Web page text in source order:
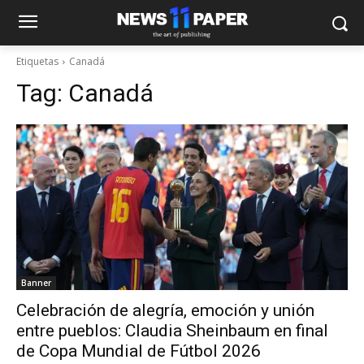
Etiquetas Canadá
Tag: Canadá
Banner
Celebración de alegría, emoción y unión
entre pueblos: Claudia Sheinbaum en final
de Copa Mundial de Fútbol 2026